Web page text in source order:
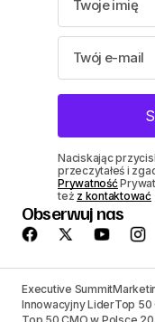
Naciskając
przeczytałeś i
Prywatność
też z kontaktować
Obserwuj nas
Executive Summit
Innowacyjny LiderTop 50